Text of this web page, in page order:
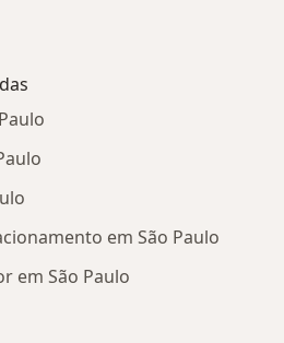
em São Paulo
em São Paulo